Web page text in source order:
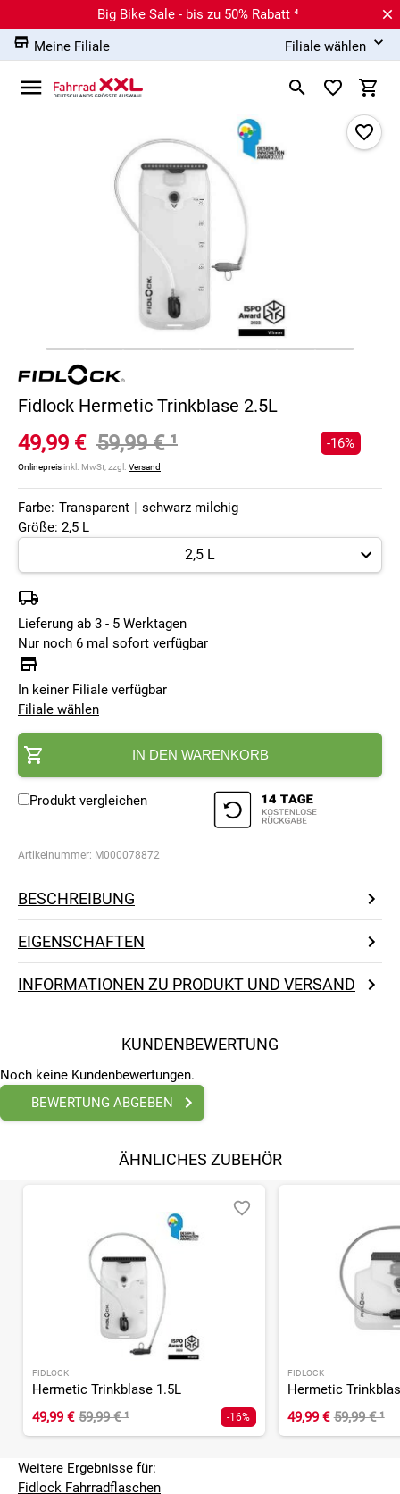
Big Bike Sale - bis zu 50% Rabatt ⁴
Meine Filiale
Filiale wählen
Fidlock Hermetic Trinkblase 2.5L
49,99 € 59,99 €¹
Onlinepreisinkl. MwSt, zzgl. Versand
-16%
Farbe: Transparent | schwarz milchig
Größe: 2,5 L
Lieferung ab 3 - 5 Werktagen
Nur noch 6 mal sofort verfügbar
In keiner Filiale verfügbar
Filiale wählen
IN DEN WARENKORB
Produkt vergleichen
Artikelnummer: M000078872
BESCHREIBUNG
EIGENSCHAFTEN
INFORMATIONEN ZU PRODUKT UND VERSAND
KUNDENBEWERTUNG
Noch keine Kundenbewertungen.
BEWERTUNG ABGEBEN
ÄHNLICHES ZUBEHÖR
FIDLOCK
Hermetic Trinkblase 1.5L
49,99 € 59,99 €¹ -16%
FIDLOCK
Hermetic
49,99 € 59,99 €¹
Weitere Ergebnisse für:
Fidlock Fahrradflaschen